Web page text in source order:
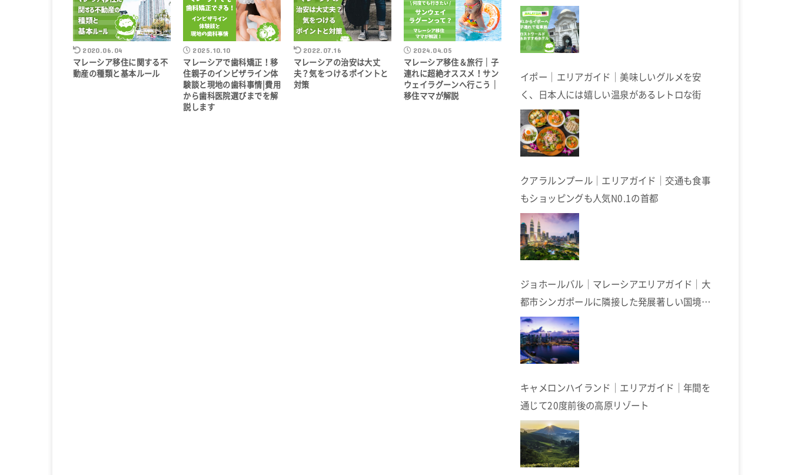
2020.06.04
マレーシア移住に関する不
動産の種類と基本ルール
2025.10.10
マレーシアで歯科矯正！移
住親子のインビザライン体
験談と現地の歯科事情|費用
から歯科医院選びまでを解
説します
2022.07.16
マレーシアの治安は大丈
夫？気をつけるポイントと
対策
2024.04.05
マレーシア移住＆旅行｜子
連れに超絶オススメ！サン
ウェイラグーンへ行こう｜
移住ママが解説
イポー｜エリアガイド｜美味しいグルメを安
く、日本人には嬉しい温泉があるレトロな街
クアラルンプール｜エリアガイド｜交通も食事
もショッピングも人気N0.1の首都
ジョホールバル｜マレーシアエリアガイド｜大
都市シンガポールに隣接した発展著しい国境の
街
キャメロンハイランド｜エリアガイド｜年間を
通じて20度前後の高原リゾート